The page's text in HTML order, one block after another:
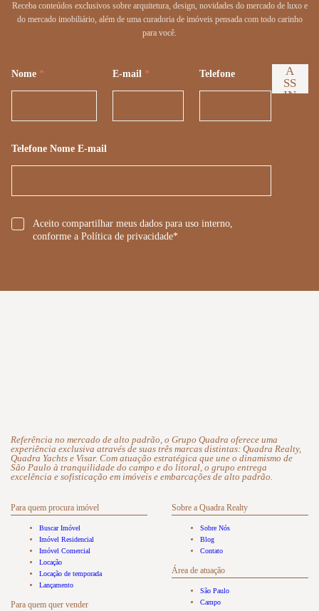
Receba conteúdos exclusivos sobre arquitetura, design, novidades do mercado de luxo e
do mercado imobiliário, além de uma curadoria de imóveis pensada com todo carinho
para você.
Nome * E-mail * Telefone
Telefone Nome E-mail
*
Aceito compartilhar meus dados para uso interno,
conforme a Política de privacidade*
A
SS
IN
Referência no mercado de alto padrão, o Grupo Quadra oferece uma
experiência exclusiva através de suas três marcas distintas: Quadra Realty,
Quadra Yachts e Visar. Com atuação estratégica que une o dinamismo de
São Paulo à tranquilidade do campo e do litoral, o grupo entrega
excelência e sofisticação em imóveis e embarcações de alto padrão.
Para quem procura imóvel
Buscar Imóvel
Imóvel Residencial
Imóvel Comercial
Locação
Locação de temporada
Lançamento
Para quem quer vender
Sobre a Quadra Realty
Sobre Nós
Blog
Contato
Área de atuação
São Paulo
Campo